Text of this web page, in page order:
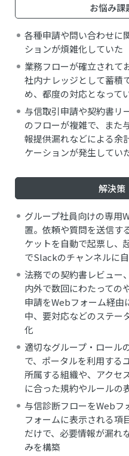
お悩み課
各種申請や問い合わせに
ションが煩雑化していた
業務フローが確立されて
社内ナレッジとして蓄積
め、都度の対応となって
与信取引申請や契約書リ
のフローが複雑で、また
報提供漏れなどによる余
ケーションが発生してい
解決策
グループ社員向けの専用
置。依頼や質問を送信す
ケットを自動で起票し、
でSlackのチャンネルに
法務での契約書レビュー
内外で数回にわたっての
申請をWebフォーム経由
中、要対応などのステー
化
適切なグループ・ロール
で、ポータルを利用する
所属する組織や、アクセ
に合った規約やルールの
与信診断フローをWebフ
フォームに表示される項
だけで、必要情報が漏れ
みを構築